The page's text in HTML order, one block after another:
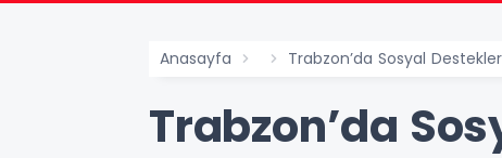
Anasayfa Trabzon’da Sosyal
Trabzon’da